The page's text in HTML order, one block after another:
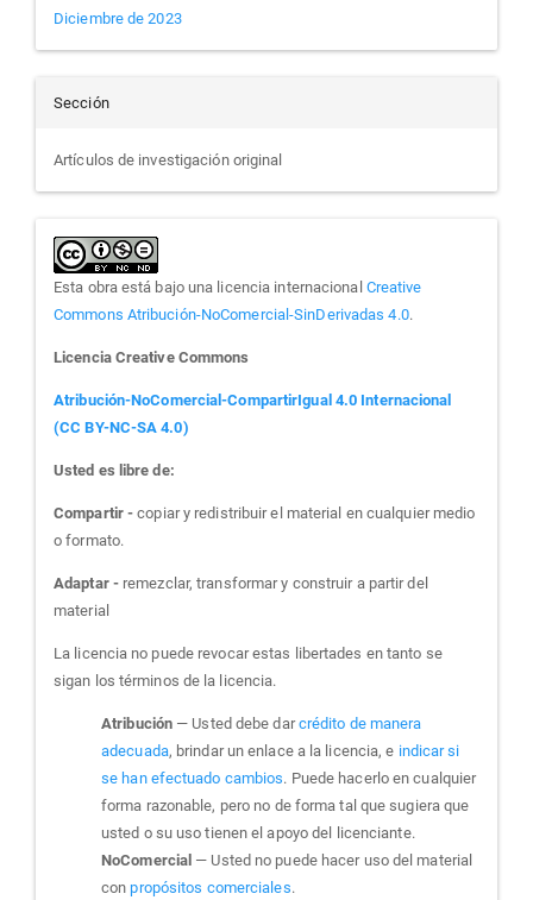
Diciembre de 2023
Sección
Artículos de investigación original
Esta obra está bajo una licencia internacional Creative
Commons Atribución-NoComercial-SinDerivadas 4.0.
Licencia Creative Commons
Atribución-NoComercial-CompartirIgual 4.0 Internacional
(CC BY-NC-SA 4.0)
Usted es libre de:
Compartir -copiar y redistribuir el material en cualquier medio
o formato.
Adaptar -remezclar, transformar y construir a partir del
material
La licencia no puede revocar estas libertades en tanto se
sigan los términos de la licencia.
Atribución — Usted debe darcrédito de manera
adecuada, brindar un enlace a la licencia, e indicar si
se han efectuado cambios. Puede hacerlo en cualquier
forma razonable, pero no de forma tal que sugiera que
usted o su uso tienen el apoyo del licenciante.
NoComercial — Usted no puede hacer uso del material
conpropósitos comerciales.